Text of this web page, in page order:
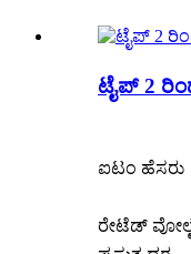
ಟೈಪ್ 2
ಐಟಂ ಹೆಸರು
ರೇಟೆಡ್